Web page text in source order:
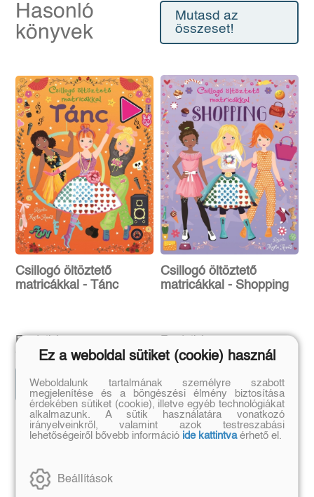
Hasonló
könyvek
Mutasd az
összeset!
Csillogó öltöztető
matricákkal - Tánc
Eredeti ár:
4 490 Ft
4 041 Ft
Előrendelem
Csillogó öltöztető
matricákkal - Shopping
4 490 Ft
4 041 Ft
Előrendelem
Szerző további művei
Ez a weboldal sütiket (cookie) használ
Weboldalunk tartalmának személyre szabott
megjelenítése és a böngészési élmény biztosítása
érdekében sütiket (cookie), illetve egyéb technológiákat
alkalmazunk. A sütik használatára vonatkozó
irányelveinkről, valamint azok testreszabási
lehetőségeiről bővebb információ ide kattintvaérhető el.
Beállítások